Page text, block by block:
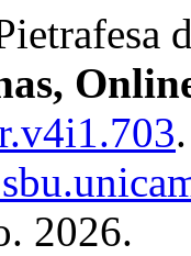
2026.